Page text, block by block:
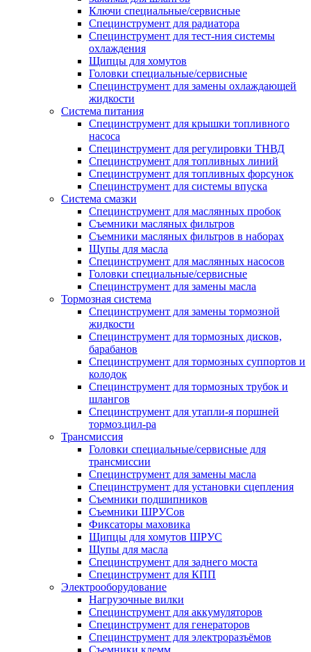
Ключи специальные/сервисные
Специнструмент для радиатора
Специнструмент для тест-ния системы
охлаждения
Щипцы для хомутов
Головки специальные/сервисные
Специнструмент для замены охлаждающей
жидкости
Система питания
Специнструмент для крышки топливного
насоса
Специнструмент для регулировки ТНВД
Специнструмент для топливных линий
Специнструмент для топливных форсунок
Специнструмент для системы впуска
Система смазки
Специнструмент для маслянных пробок
Съемники масляных фильтров
Съемники масляных фильтров в наборах
Щупы для масла
Специнструмент для маслянных насосов
Головки специальные/сервисные
Специнструмент для замены масла
Тормозная система
Специнструмент для замены тормозной
жидкости
Специнструмент для тормозных дисков,
барабанов
Специнструмент для тормозных суппортов и
колодок
Специнструмент для тормозных трубок и
шлангов
Специнструмент для утапли-я поршней
тормоз.цил-ра
Трансмиссия
Головки специальные/сервисные для
трансмиссии
Специнструмент для замены масла
Специнструмент для установки сцепления
Съемники подшипников
Съемники ШРУСов
Фиксаторы маховика
Щипцы для хомутов ШРУС
Щупы для масла
Специнструмент для заднего моста
Специнструмент для КПП
Электрооборудование
Нагрузочные вилки
Специнструмент для аккумуляторов
Специнструмент для генераторов
Специнструмент для электроразъёмов
Съемники клемм